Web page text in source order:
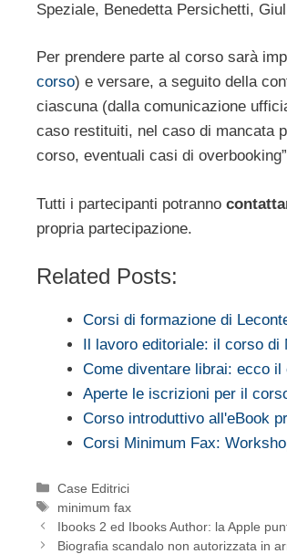
Speziale, Benedetta Persichetti,
Per prendere parte al corso sarà
corso) e versare, a seguito della
ciascuna (dalla comunicazione
caso restituiti, nel caso di mancata
corso, eventuali casi di
Tutti i partecipanti potranno
propria partecipazione.
Related Posts:
Corsi di formazione di
Il lavoro editoriale: il corso
Come diventare librai: ecco il
Aperte le iscrizioni per il
Corso introduttivo all'eBook
Corsi Minimum Fax:
Categorie
Case Editrici
Tag
minimum fax
Ibooks 2 ed Ibooks Author: la Apple
Biografia scandalo non autorizzata in